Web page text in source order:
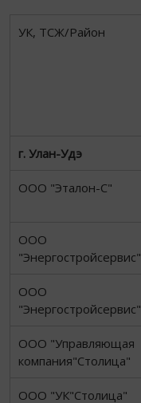
УК, ТСЖ/Район
г. Улан-Удэ
ООО "Эталон-С"
ООО
"Энергостройсервис"
ООО
"Энергостройсервис"
ООО "Управляющая
компания"Столица"
ООО "УК"Столица"